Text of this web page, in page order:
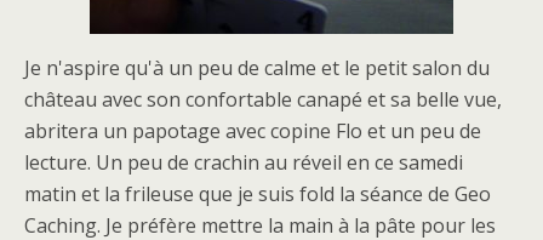
Je n'aspire qu'à un peu de calme et le petit salon du
château avec son confortable canapé et sa belle vue,
abritera un papotage avec copine Flo et un peu de
lecture. Un peu de crachin au réveil en ce samedi
matin et la frileuse que je suis fold la séance de Geo
Caching. Je préfère mettre la main à la pâte pour les